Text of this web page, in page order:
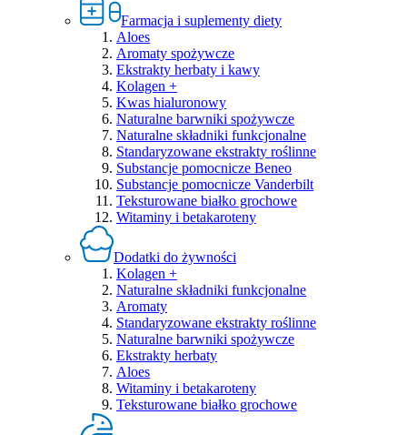
Farmacja i suplementy diety
Aloes
Aromaty spożywcze
Ekstrakty herbaty i kawy
Kolagen +
Kwas hialuronowy
Naturalne barwniki spożywcze
Naturalne składniki funkcjonalne
Standaryzowane ekstrakty roślinne
Substancje pomocnicze Beneo
Substancje pomocnicze Vanderbilt
Teksturowane białko grochowe
Witaminy i betakaroteny
Dodatki do żywności
Kolagen +
Naturalne składniki funkcjonalne
Aromaty
Standaryzowane ekstrakty roślinne
Naturalne barwniki spożywcze
Ekstrakty herbaty
Aloes
Witaminy i betakaroteny
Teksturowane białko grochowe